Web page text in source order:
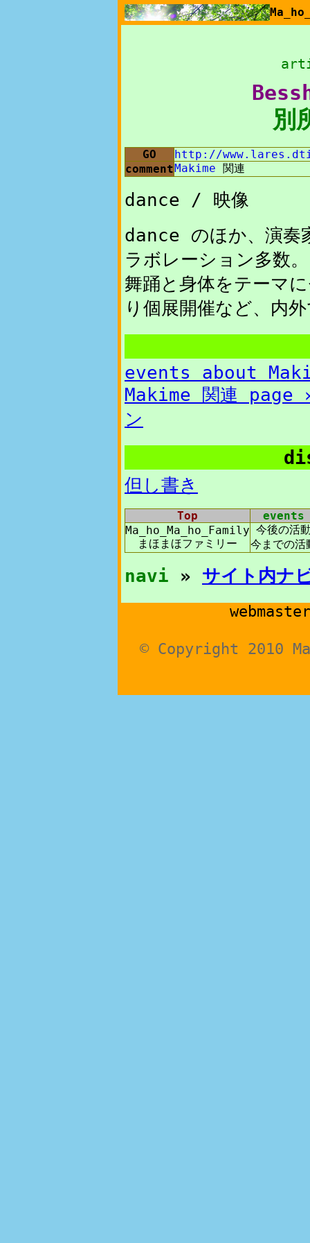
別
GO
http://
commentMakime 関連
dance / 映像
dance のほか、演奏
ラボレーション多数。
舞踊と身体をテーマ
り個展開催など、内
events about
Makime 関連 page
ン
但し書き
Top
events
Ma_ho_Ma_ho_Family
まほまほファミリー
今後の活
今までの活
navi » サイト内ナ
© Copyright 2010